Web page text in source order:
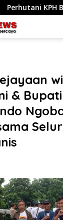
Bondowoso
&